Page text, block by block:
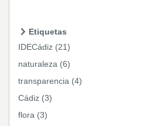
Etiquetas
IDECádiz (21)
naturaleza (6)
transparencia (4)
Cádiz (3)
flora (3)